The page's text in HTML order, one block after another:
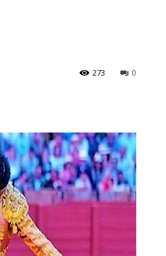
0
273